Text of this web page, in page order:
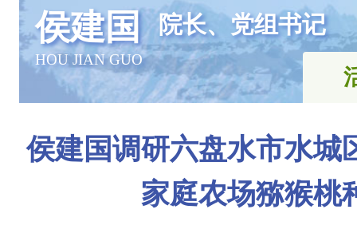
侯建国
HOU JIAN GUO
院长、党组书记
侯建国调研六盘水市水城
家庭农场猕猴桃